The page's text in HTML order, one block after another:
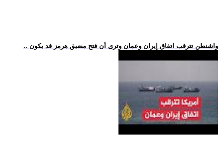
.. واشنطن تترقب اتفاق إيران وعمان وترى أن فتح مضيق هرمز قد يكون